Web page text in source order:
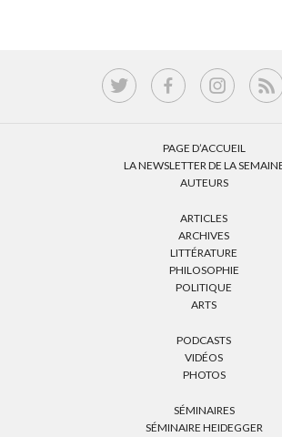
PAGE D’ACCUEIL
LA NEWSLETTER DE LA
AUTEURS
ARTICLES
ARCHIVES
LITTÉRATURE
PHILOSOPHIE
POLITIQUE
ARTS
PODCASTS
VIDÉOS
PHOTOS
SÉMINAIRES
SÉMINAIRE HEIDEGGER